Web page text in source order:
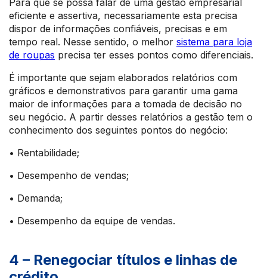
eficiente e assertiva, necessariamente esta precisa
dispor de informações confiáveis, precisas e em
tempo real. Nesse sentido, o melhor sistema para loja
de roupas precisa ter esses pontos como diferenciais.
É importante que sejam elaborados relatórios com
gráficos e demonstrativos para garantir uma gama
maior de informações para a tomada de decisão no
seu negócio. A partir desses relatórios a gestão tem o
conhecimento dos seguintes pontos do negócio:
• Rentabilidade;
• Desempenho de vendas;
• Demanda;
• Desempenho da equipe de vendas.
4 – Renegociar títulos e linhas de